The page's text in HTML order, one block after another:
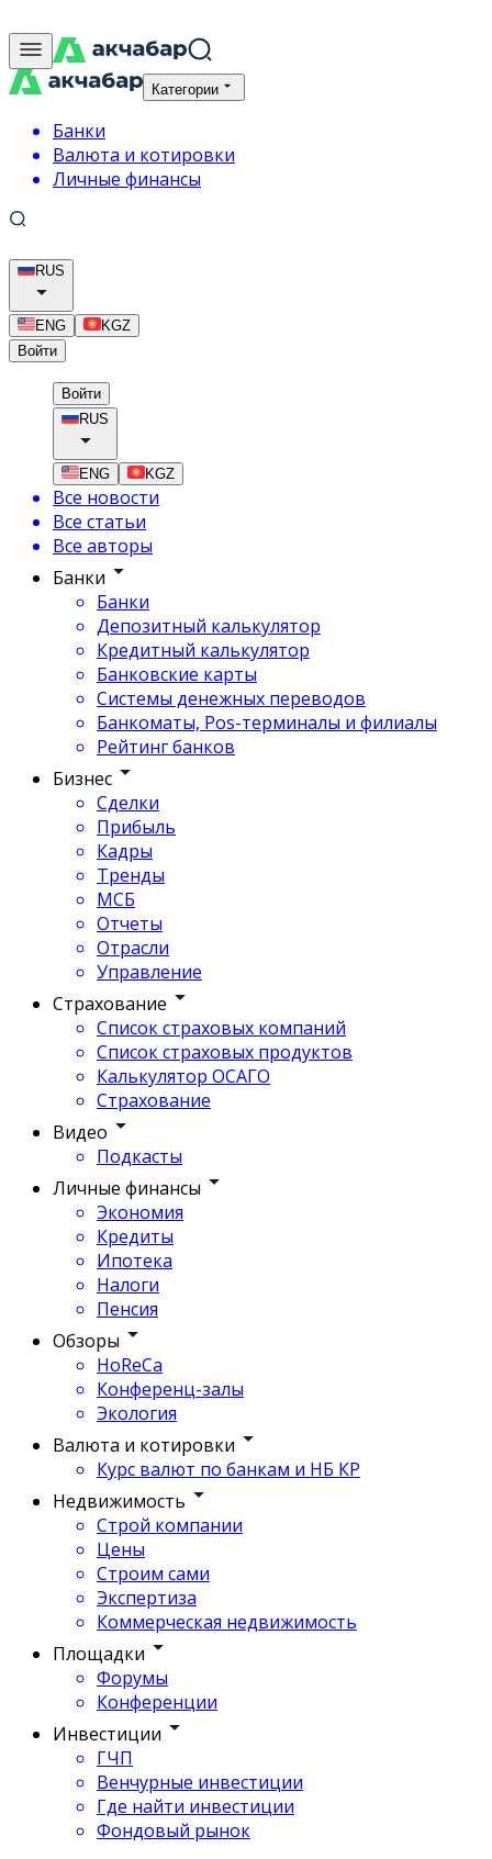
Категории
Банки
Валюта и котировки
Личные финансы
RUS
ENG
KGZ
Войти
Войти
RUS
ENG KGZ
Все новости
Все статьи
Все авторы
Банки
Банки
Депозитный калькулятор
Кредитный калькулятор
Банковские карты
Системы денежных переводов
Банкоматы, Pos-терминалы и филиалы
Рейтинг банков
Бизнес
Сделки
Прибыль
Кадры
Тренды
МСБ
Отчеты
Отрасли
Управление
Страхование
Список страховых компаний
Список страховых продуктов
Калькулятор ОСАГО
Страхование
Видео
Подкасты
Личные финансы
Экономия
Кредиты
Ипотека
Налоги
Пенсия
Обзоры
HoReCa
Конференц-залы
Экология
Валюта и котировки
Курс валют по банкам и НБ КР
Недвижимость
Строй компании
Цены
Строим сами
Экспертиза
Коммерческая недвижимость
Площадки
Форумы
Конференции
Инвестиции
ГЧП
Венчурные инвестиции
Где найти инвестиции
Фондовый рынок